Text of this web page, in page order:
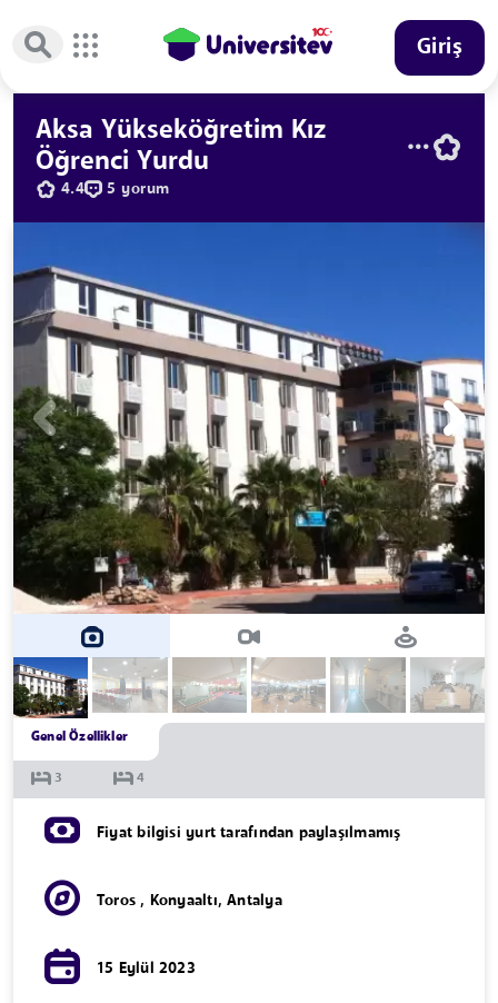
Giriş
Aksa Yükseköğretim Kız
Öğrenci Yurdu
4.4 5 yorum
Genel Özellikler
Fiyat bilgisi yurt tarafından paylaşılmamış
Toros , Konyaaltı,Antalya
15 Eylül 2023